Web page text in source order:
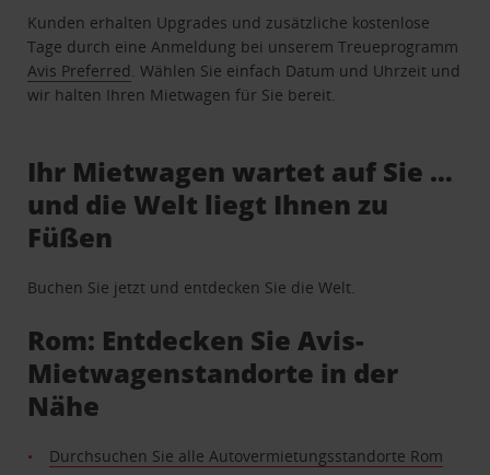
Kunden erhalten Upgrades und zusätzliche kostenlose
Tage durch eine Anmeldung bei unserem Treueprogramm
Avis Preferred . Wählen Sie einfach Datum und Uhrzeit und
wir halten Ihren Mietwagen für Sie bereit.
Ihr Mietwagen wartet auf Sie …
und die Welt liegt Ihnen zu
Füßen
Buchen Sie jetzt und entdecken Sie die Welt.
Rom: Entdecken Sie Avis-
Mietwagenstandorte in der
Nähe
Durchsuchen Sie alle Autovermietungsstandorte Rom